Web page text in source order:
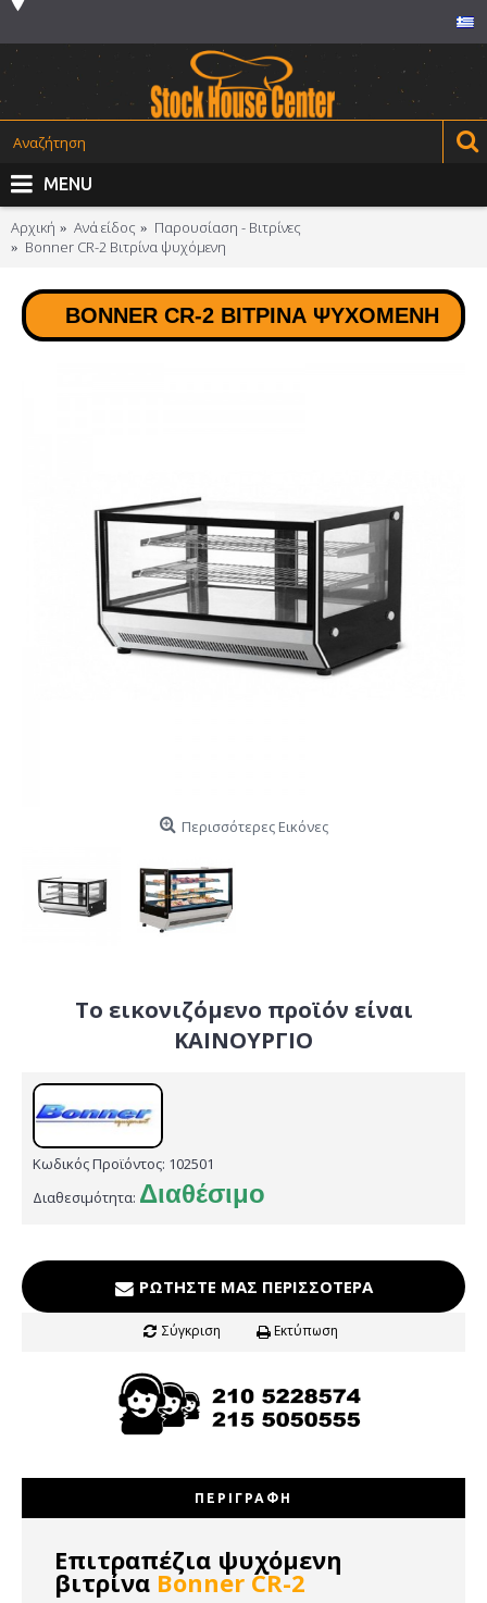
MENU
Αρχική Ανά είδος
Παρουσίαση - Βιτρίνες
Bonner CR-2 Βιτρίνα ψυχόμενη
BONNER CR-2 ΒΙΤΡΊΝΑ ΨΥΧΌΜΕΝΗ
Περισσότερες Εικόνες
Το εικονιζόμενο προϊόν είναι
ΚΑΙΝΟΥΡΓΙΟ
Κωδικός Προϊόντος: 102501
Διαθεσιμότητα: Διαθέσιμο
ΡΩΤΉΣΤΕ ΜΑΣ ΠΕΡΙΣΣΌΤΕΡΑ
Σύγκριση Εκτύπωση
ΠΕΡΙΓΡΑΦΉ
Επιτραπέζια ψυχόμενη
βιτρίνα Bonner CR-2